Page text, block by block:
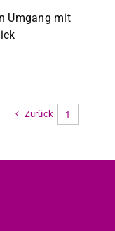
Umgang mit
Zurück 1